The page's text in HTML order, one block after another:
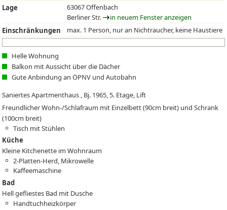
Lage
63067 Offenbach
Berliner Str.
in neuem Fenster anzeigen
Einschränkungen
max. 1 Person, nur an Nichtraucher, keine Haustiere
Helle Wohnung
Balkon mit Aussicht über die Dächer
Gute Anbindung an ÖPNV und Autobahn
Saniertes Apartmenthaus , Bj. 1965, 5. Etage, Lift
Freundlicher Wohn-/Schlafraum mit Einzelbett (90cm breit) und Schrank
(100cm breit)
Tisch mit Stühlen
Küche
Kleine Kitchenette im Wohnraum
2-Platten-Herd, Mikrowelle
Kaffeemaschine
Bad
Hell gefliestes Bad mit Dusche
Handtuchheizkörper